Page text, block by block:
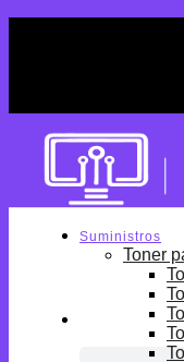
Suministros
Toner